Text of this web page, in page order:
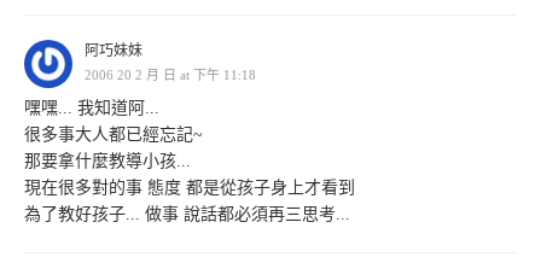
阿巧妹妹
2006 20 2 月 日 at 下午 11:18
嘿嘿... 我知道阿...
很多事大人都已經忘記~
那要拿什麼教導小孩...
現在很多對的事 態度 都是從孩子身上才看到
為了教好孩子... 做事 說話都必須再三思考...